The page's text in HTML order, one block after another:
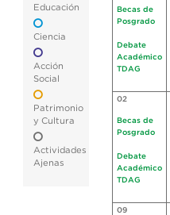
Educación
Ciencia
Acción
Social
Patrimonio
y Cultura
Actividades
Ajenas
Becas de
Posgrado
Debate
Académico
TDAG
02
Becas de
Posgrado
Debate
Académico
TDAG
09